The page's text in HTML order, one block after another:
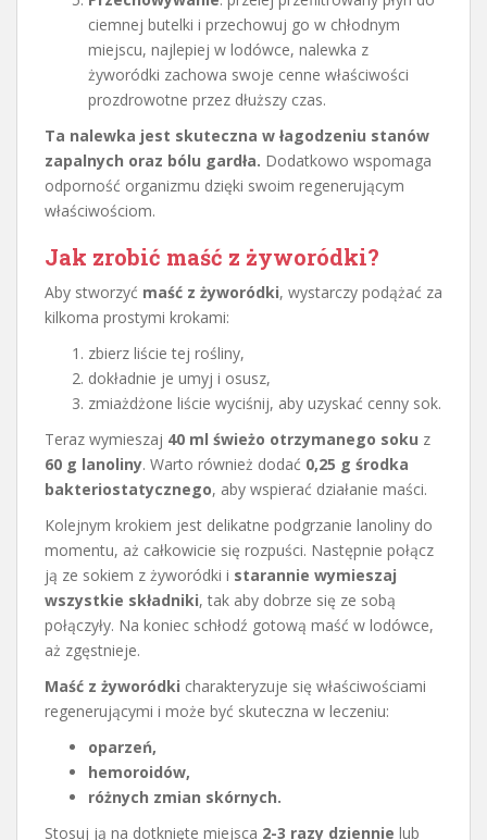
ciemnej butelki i przechowuj go w chłodnym
miejscu, najlepiej w lodówce, nalewka z
żyworódki zachowa swoje cenne właściwości
prozdrowotne przez dłuższy czas.
Ta nalewka jest skuteczna w łagodzeniu stanów
zapalnych oraz bólu gardła. Dodatkowo wspomaga
odporność organizmu dzięki swoim regenerującym
właściwościom.
Jak zrobić maść z żyworódki?
Aby stworzyć maść z żyworódki, wystarczy podążać za
kilkoma prostymi krokami:
zbierz liście tej rośliny,
dokładnie je umyj i osusz,
zmiażdżone liście wyciśnij, aby uzyskać cenny sok.
Teraz wymieszaj 40 ml świeżo otrzymanego soku z
60 g lanoliny. Warto również dodać 0,25 g środka
bakteriostatycznego, aby wspierać działanie maści.
Kolejnym krokiem jest delikatne podgrzanie lanoliny do
momentu, aż całkowicie się rozpuści. Następnie połącz
ją ze sokiem z żyworódki i starannie wymieszaj
wszystkie składniki, tak aby dobrze się ze sobą
połączyły. Na koniec schłodź gotową maść w lodówce,
aż zgęstnieje.
Maść z żyworódki charakteryzuje się właściwościami
regenerującymi i może być skuteczna w leczeniu:
oparzeń,
hemoroidów,
różnych zmian skórnych.
Stosuj ją na dotknięte miejsca 2-3 razy dziennie lub